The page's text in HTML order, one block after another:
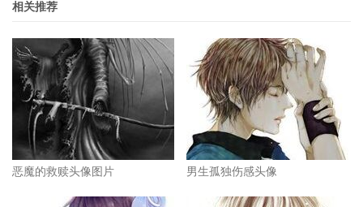
相关推荐
恶魔的救赎头像图片 男生孤独伤感头像